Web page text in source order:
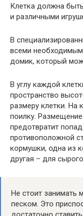
Клетка должна
и различными
В
всеми
домик, который
В углу каждой
пространство
размеру клетки. На
поилку.
предотвратит
противоположной
кормушки, одна из
другая – для
Не стоит занимать
песком. Это